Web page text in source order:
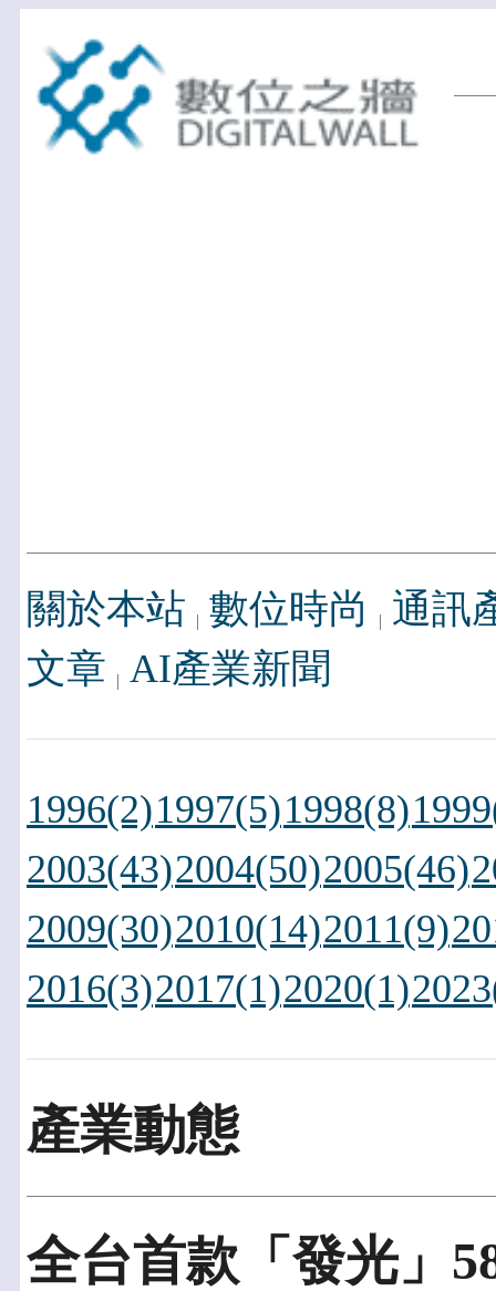
關於本站 數位時尚
通訊
文章 AI產業新聞
1996(2)1997(5)1998(8)
2003(43)2004(50)2005(46)
2009(30)2010(14)2011(9)
2016(3)2017(1)2020(1)
產業動態
全台首款「發光」